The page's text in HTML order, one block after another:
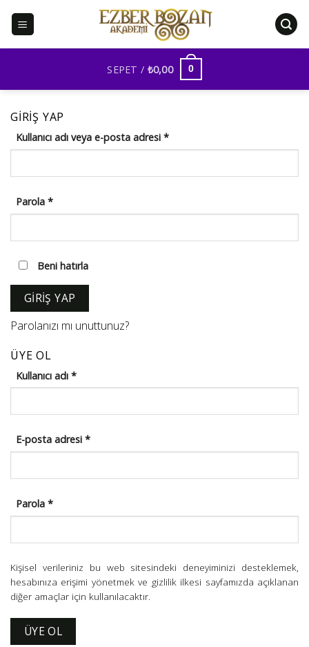
SEPET / ₺0,00 0
GIRIŞ YAP
Kullanıcı adı veya e-posta adresi*Gerekli
Parola*Gerekli
Beni hatırla
GIRIŞ YAP
Parolanızı mı unuttunuz?
ÜYE OL
Kullanıcı adı*Gerekli
E-posta adresi*Gerekli
Parola*Gerekli
Kişisel verileriniz bu web sitesindeki deneyiminizi desteklemek,
hesabınıza erişimi yönetmek ve gizlilik ilkesi sayfamızda açıklanan
diğer amaçlar için kullanılacaktır.
ÜYE OL